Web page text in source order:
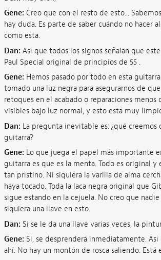
Gene: Creo que con el resto de esto...
hay duda. Es parte de saber cuándo no hacer
como esta.
Dan: Así que todos los signos señalan que
Paul Special original de principios de 55 .
Gene: Hemos pasado por todo en esta
tomado una luz negra para asegurarnos de
retoques en el acabado o reparaciones menos
visibles bajo luz normal, y esto está muy
Dan: La pregunta inevitable es: ¿qué creemos
guitarra?
Gene: Lo que juega el papel más importante
guitarra es que es la menta. Todo es original y
tan prístino. Ni siquiera la varilla de alma
haya tocado. Toda la laca negra original que
sigue estando en la cejuela. No creo que
siquiera una llave en esto.
Dan: Si se le da una llave varias veces, la
Gene: Sí, se desprenderá inmediatamente.
ahí. No hay un montón de rosca saliendo.